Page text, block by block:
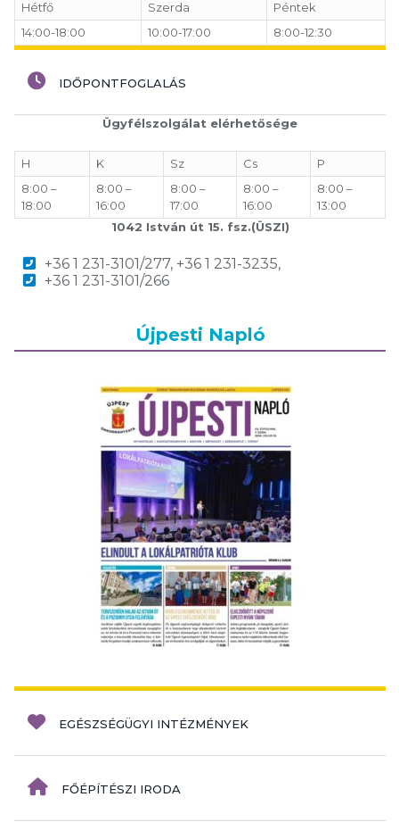
Hétfő Szerda
Péntek
14:00-18:00
10:00-17:00 8:00-12:30
IDŐPONTFOGLALÁS
Ügyfélszolgálat elérhetősége
H K Sz Cs
P
8:00 –
18:00
8:00 –
16:00
8:00 –
17:00
8:00 –
16:00
8:00 –
13:00
1042 István út 15. fsz.(ÜSZI)
+36 1 231-3101/277, +36 1 231-3235,
+36 1 231-3101/266
Újpesti Napló
EGÉSZSÉGÜGYI INTÉZMÉNYEK
FŐÉPÍTÉSZI IRODA